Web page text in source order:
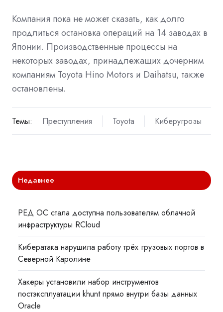
Компания пока не может сказать, как долго
продлиться остановка операций на 14 заводах в
Японии. Производственные процессы на
некоторых заводах, принадлежащих дочерним
компаниям Toyota Hino Motors и Daihatsu, также
остановлены.
Темы: Преступления Toyota Киберугрозы
Недавнее
РЕД ОС стала доступна пользователям облачной
инфраструктуры RCloud
Кибератака нарушила работу трёх грузовых портов в
Северной Каролине
Хакеры установили набор инструментов
постэксплуатации khunt прямо внутри базы данных
Oracle